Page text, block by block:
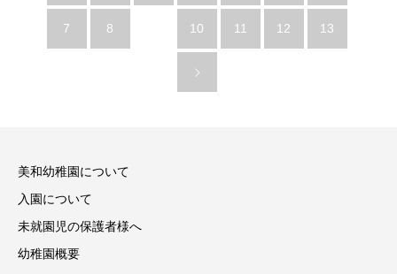
7 8 10 11 12 13
美和幼稚園について
入園について
未就園児の保護者様へ
幼稚園概要